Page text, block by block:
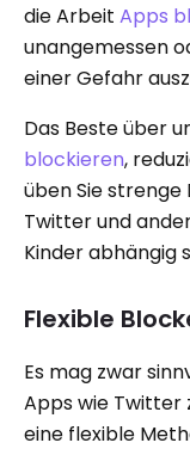
die Arbeit Apps
unangemessen
einer Gefahr
Das Beste über
blockieren,
üben Sie strenge
Twitter und
Kinder abhängig
Flexible
Es mag zwar
Apps wie Twitter
eine flexible